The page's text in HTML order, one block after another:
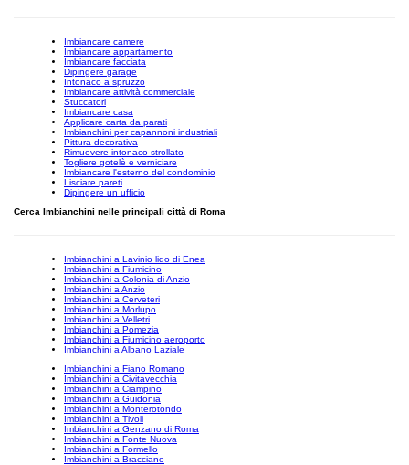
Imbiancare camere
Imbiancare appartamento
Imbiancare facciata
Dipingere garage
Intonaco a spruzzo
Imbiancare attività commerciale
Stuccatori
Imbiancare casa
Applicare carta da parati
Imbianchini per capannoni industriali
Pittura decorativa
Rimuovere intonaco strollato
Togliere gotelè e verniciare
Imbiancare l'esterno del condominio
Lisciare pareti
Dipingere un ufficio
Cerca Imbianchini nelle principali città di Roma
Imbianchini a Lavinio lido di Enea
Imbianchini a Fiumicino
Imbianchini a Colonia di Anzio
Imbianchini a Anzio
Imbianchini a Cerveteri
Imbianchini a Morlupo
Imbianchini a Velletri
Imbianchini a Pomezia
Imbianchini a Fiumicino aeroporto
Imbianchini a Albano Laziale
Imbianchini a Fiano Romano
Imbianchini a Civitavecchia
Imbianchini a Ciampino
Imbianchini a Guidonia
Imbianchini a Monterotondo
Imbianchini a Tivoli
Imbianchini a Genzano di Roma
Imbianchini a Fonte Nuova
Imbianchini a Formello
Imbianchini a Bracciano